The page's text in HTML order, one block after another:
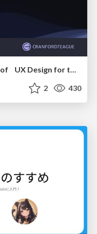
2 430